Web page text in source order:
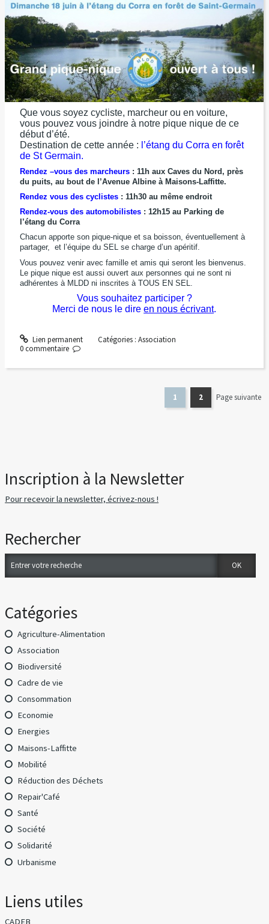
Que vous soyez cycliste, marcheur ou en voiture,
vous pouvez vous joindre à notre pique nique de ce
début d’été.
Destination de cette année : l’étang du Corra en forêt
de St Germain.
Rendez –vous des marcheurs: 11h aux Caves du Nord, près
du puits, au bout de l’Avenue Albine à Maisons-Laffitte.
Rendez vous des cyclistes: 11h30 au même endroit
Rendez-vous des automobilistes: 12h15 au Parking de
l’étang du Corra
Chacun apporte son pique-nique et sa boisson, éventuellement à
partager, et l’équipe du SEL se charge d’un apéritif.
Vous pouvez venir avec famille et amis qui seront les bienvenus.
Le pique nique est aussi ouvert aux personnes qui ne sont ni
adhérentes à MLDD ni inscrites à TOUS EN SEL.
Vous souhaitez participer ?
Merci de nous le direen nous écrivant.
Lien permanent Catégories : Association
0 commentaire
1 2 Page suivante
Inscription à la Newsletter
Pour recevoir la newsletter, écrivez-nous !
Rechercher
Catégories
Agriculture-Alimentation
Association
Biodiversité
Cadre de vie
Consommation
Economie
Energies
Maisons-Laffitte
Mobilité
Réduction des Déchets
Repair'Café
Santé
Société
Solidarité
Urbanisme
Liens utiles
CADEB